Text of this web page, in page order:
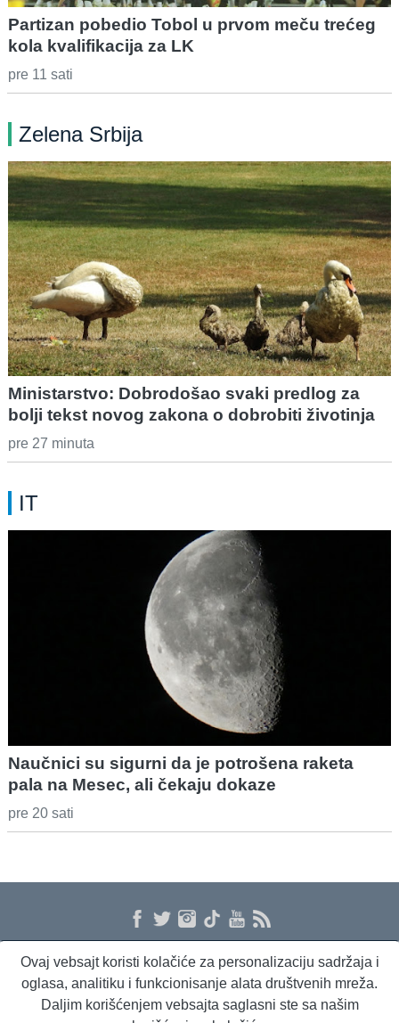
Partizan pobedio Tobol u prvom meču trećeg
kola kvalifikacija za LK
pre 11 sati
Zelena Srbija
Ministarstvo: Dobrodošao svaki predlog za
bolji tekst novog zakona o dobrobiti životinja
pre 27 minuta
IT
Naučnici su sigurni da je potrošena raketa
pala na Mesec, ali čekaju dokaze
pre 20 sati
O nama Proizvodi i usluge Politika privatnosti Kontakt RSS
Ovaj vebsajt koristi kolačiće za personalizaciju sadržaja i
oglasa, analitiku i funkcionisanje alata društvenih mreža.
Daljim korišćenjem vebsajta saglasni ste sa našim